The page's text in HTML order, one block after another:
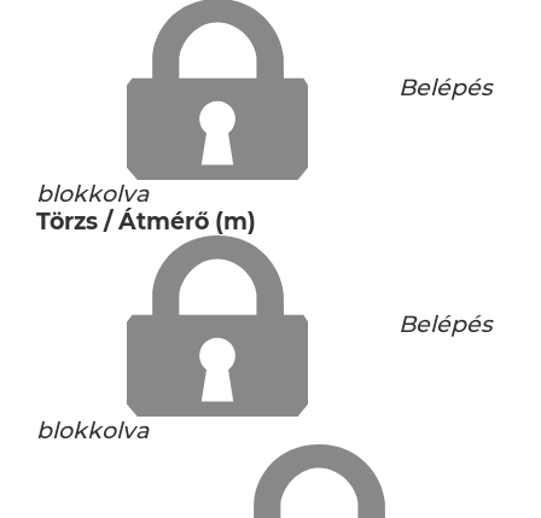
Belépés
blokkolva
Törzs / Átmérő (m)
Belépés
blokkolva